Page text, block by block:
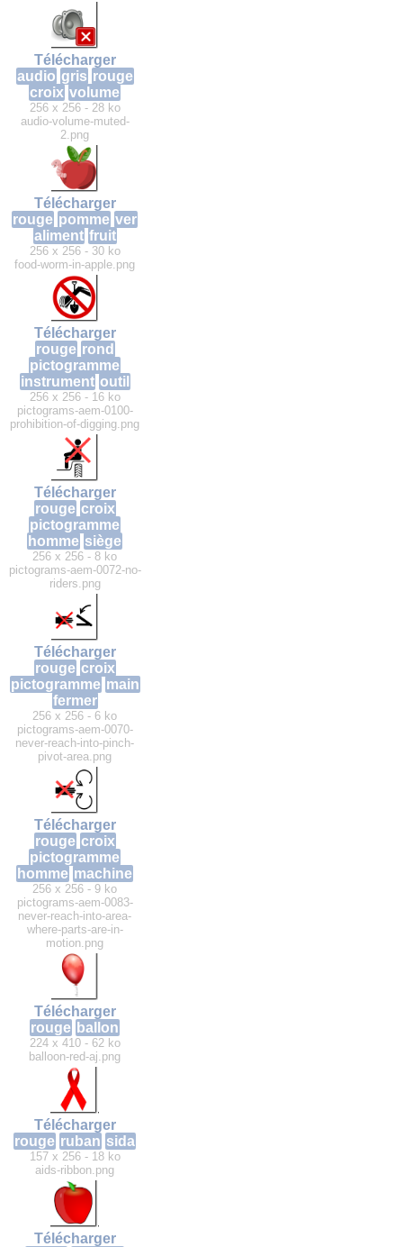
Télécharger
audio gris rouge
croix volume
256 x 256 - 28 ko
audio-volume-muted-
2.png
Télécharger
rouge pomme ver
aliment fruit
256 x 256 - 30 ko
food-worm-in-apple.png
Télécharger
rouge rond
pictogramme
instrument outil
256 x 256 - 16 ko
pictograms-aem-0100-
prohibition-of-digging.png
Télécharger
rouge croix
pictogramme
homme siège
256 x 256 - 8 ko
pictograms-aem-0072-no-
riders.png
Télécharger
rouge croix
pictogramme main
fermer
256 x 256 - 6 ko
pictograms-aem-0070-
never-reach-into-pinch-
pivot-area.png
Télécharger
rouge croix
pictogramme
homme machine
256 x 256 - 9 ko
pictograms-aem-0083-
never-reach-into-area-
where-parts-are-in-
motion.png
Télécharger
rouge ballon
224 x 410 - 62 ko
balloon-red-aj.png
Télécharger
rouge ruban sida
157 x 256 - 18 ko
aids-ribbon.png
Télécharger